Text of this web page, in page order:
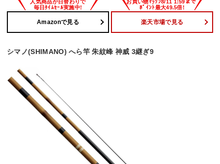
Amazonで見る 楽天市場で見る
シマノ(SHIMANO) へら竿 朱紋峰 神威 3継ぎ9